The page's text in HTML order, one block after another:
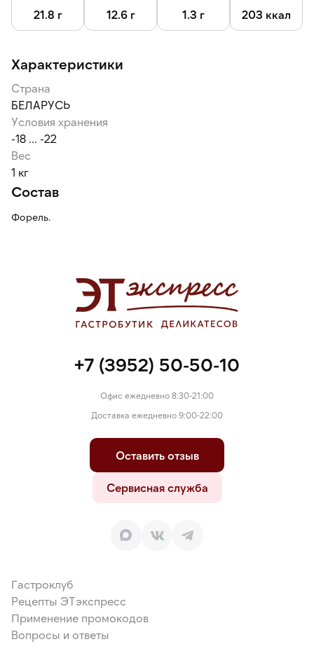
21.8 г 12.6 г 1.3 г 203 ккал
Характеристики
Страна
БЕЛАРУСЬ
Условия хранения
-18 ... -22
Вес
1 кг
Состав
Форель.
+7 (3952) 50-50-10
Офис ежедневно 8:30-21:00
Доставка ежедневно 9:00-22:00
Оставить отзыв
Сервисная служба
Гастроклуб
Рецепты ЭТэкспресс
Применение промокодов
Вопросы и ответы